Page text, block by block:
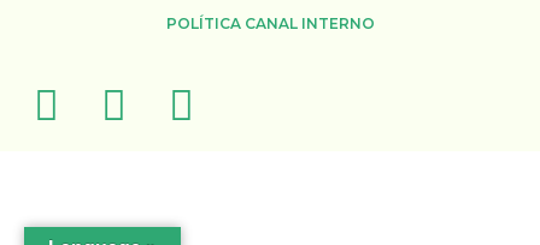
POLÍTICA CANAL INTERNO